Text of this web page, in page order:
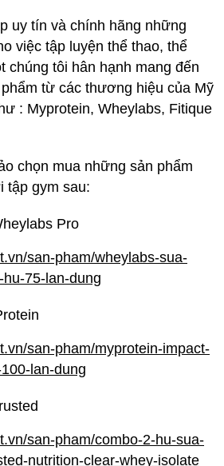
uy tín và chính hãng những
việc tập luyện thể thao, thể
chúng tôi hân hạnh mang đến
từ các thương hiệu của Mỹ
: Myprotein, Wheylabs, Fitique
chọn mua những sản phẩm
tập gym sau:
Pro
san-pham/wheylabs-sua-
75-lan-dung
san-pham/myprotein-impact-
lan-dung
san-pham/combo-2-hu-sua-
nutrition-clear-whey-isolate